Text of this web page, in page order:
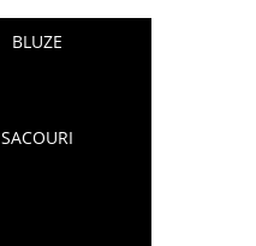
BLUZE
SACOURI